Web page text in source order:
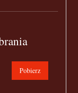
Pobierz